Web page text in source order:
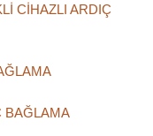
CİHAZLI ARDIÇ
BAĞLAMA